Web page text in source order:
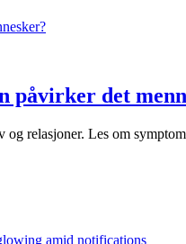
påvirker det
relasjoner. Les om